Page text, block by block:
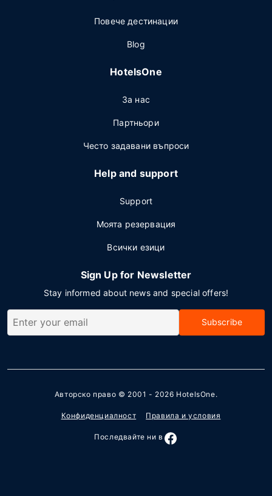
Повече дестинации
Blog
HotelsOne
За нас
Партньори
Често задавани въпроси
Help and support
Support
Моята резервация
Всички езици
Sign Up for Newsletter
Stay informed about news and special offers!
Subscribe
Авторско право © 2001 - 2026 HotelsOne.
Конфиденциалност Правила и условия
Последвайте ни в